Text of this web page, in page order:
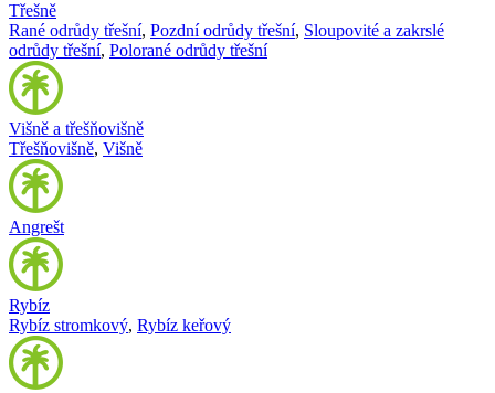
Třešně
Rané odrůdy třešní, Pozdní odrůdy třešní, Sloupovité a zakrslé
odrůdy třešní, Polorané odrůdy třešní
Višně a třešňovišně
Třešňovišně, Višně
Angrešt
Rybíz
Rybíz stromkový, Rybíz keřový